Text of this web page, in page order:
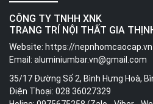
CÔNG TY TNHH XNK
TRANG TRÍ NỘI THẤT GIA
Website: https://nepnhomcaocap.vn
Email: aluminiumbar.vn@gmail.com
35/17 Đường Số 2, Bình Hưng Hoà,
Điện Thoại: 028 36027329